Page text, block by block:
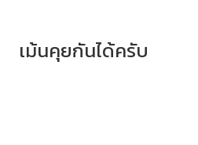
เม้นคุยกันได้ครับ